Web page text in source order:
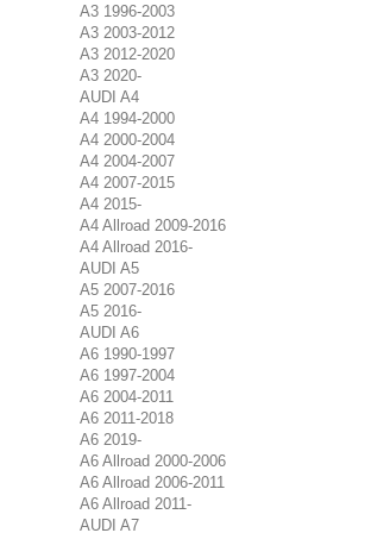
A3 1996-2003
A3 2003-2012
A3 2012-2020
A3 2020-
AUDI A4
A4 1994-2000
A4 2000-2004
A4 2004-2007
A4 2007-2015
A4 2015-
A4 Allroad 2009-2016
A4 Allroad 2016-
AUDI A5
A5 2007-2016
A5 2016-
AUDI A6
A6 1990-1997
A6 1997-2004
A6 2004-2011
A6 2011-2018
A6 2019-
A6 Allroad 2000-2006
A6 Allroad 2006-2011
A6 Allroad 2011-
AUDI A7